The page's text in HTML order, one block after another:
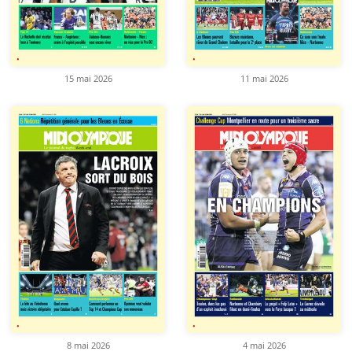
15 mai 2026 11 mai 2026
8 mai 2026 4 mai 2026